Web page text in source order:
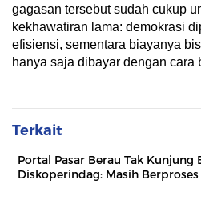
gagasan tersebut sudah cukup
kekhawatiran lama: demokrasi
efisiensi, sementara biayanya
hanya saja dibayar dengan cara
Terkait
Portal Pasar Berau Tak Kunjung
Diskoperindag: Masih